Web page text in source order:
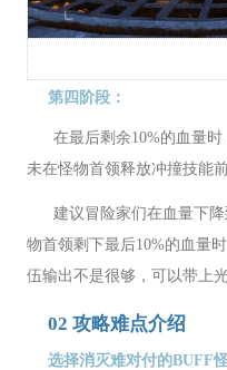
第四阶段：
在最后剩余10%的血量时
未在怪物首领释放冲撞技能
建议冒险家们在血量下降
物首领剩下最后10%的血量
伍输出不是很够，可以带上
02 攻略难点介绍
选择消灭难对付的BUFF